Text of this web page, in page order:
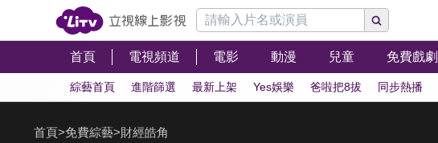
首頁 電視頻道 電影 動漫 兒童 免費戲劇
綜藝首頁 進階篩選 最新上架 Yes娛樂 爸啦把8拔 同步熱播
首頁>免費綜藝>財經皓角